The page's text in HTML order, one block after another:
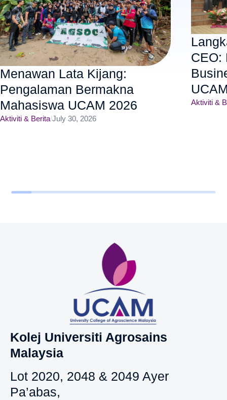
Menawan Lata Kijang:
Pengalaman Bermakna
Mahasiswa UCAM 2026
Aktiviti & Berita/July 30, 2026
CEO:
Aktiviti &
Kolej Universiti Agrosains
Malaysia
Lot 2020, 2048 & 2049 Ayer
Pa’abas,